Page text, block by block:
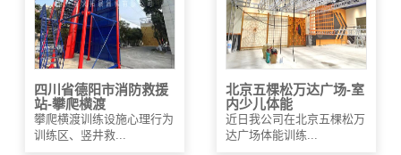
四川省德阳市消防救援
站-攀爬横渡
攀爬横渡训练设施心理行为
训练区、竖井救...
北京五棵松万达广场-室
内少儿体能
近日我公司在北京五棵松万
达广场体能训练...